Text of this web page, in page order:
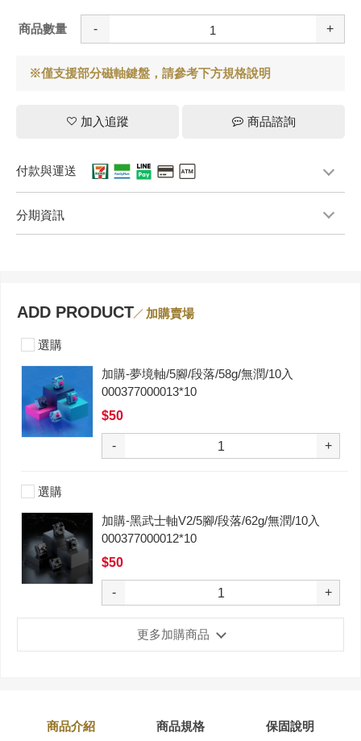
商品數量 - +
※僅支援部分磁軸鍵盤，請參考下方規格說明
加入追蹤 商品諮詢
付款與運送
分期資訊
ADD PRODUCT 加購賣場
選購
加購-夢境軸/5腳/段落/58g/無潤/10入
000377000013*10
$50
- +
選購
加購-黑武士軸V2/5腳/段落/62g/無潤/10入
000377000012*10
$50
- +
更多加購商品
商品介紹 商品規格 保固說明